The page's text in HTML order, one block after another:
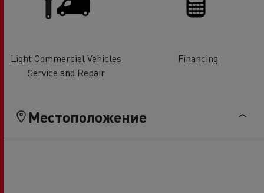
Light Commercial Vehicles
Service and Repair
Financing
Местоположение